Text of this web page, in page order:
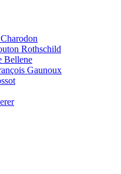
Rothschild
Bellene
Gaunoux